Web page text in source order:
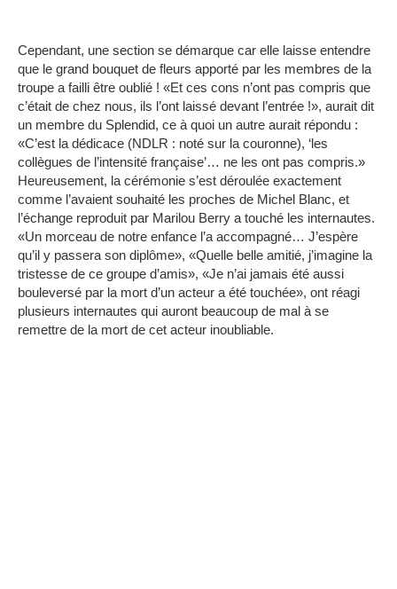
Cependant, une section se démarque car elle laisse entendre
que le grand bouquet de fleurs apporté par les membres de la
troupe a failli être oublié ! «Et ces cons n’ont pas compris que
c’était de chez nous, ils l’ont laissé devant l’entrée !», aurait dit
un membre du Splendid, ce à quoi un autre aurait répondu :
«C’est la dédicace (NDLR : noté sur la couronne), ‘les
collègues de l’intensité française’… ne les ont pas compris.»
Heureusement, la cérémonie s’est déroulée exactement
comme l’avaient souhaité les proches de Michel Blanc, et
l’échange reproduit par Marilou Berry a touché les internautes.
«Un morceau de notre enfance l’a accompagné… J’espère
qu’il y passera son diplôme», «Quelle belle amitié, j’imagine la
tristesse de ce groupe d’amis», «Je n’ai jamais été aussi
bouleversé par la mort d’un acteur a été touchée», ont réagi
plusieurs internautes qui auront beaucoup de mal à se
remettre de la mort de cet acteur inoubliable.